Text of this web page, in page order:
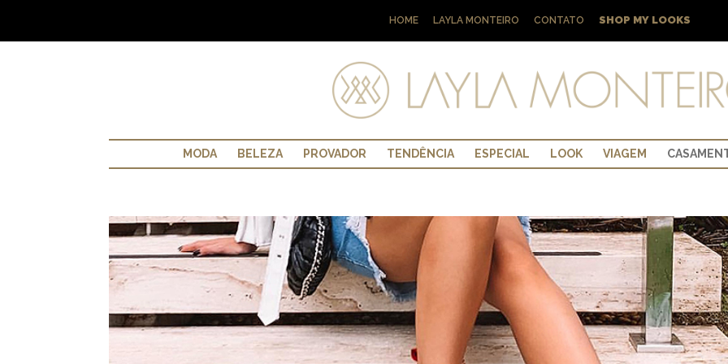
HOME LAYLA MONTEIRO CONTATO SHOP MY LOOKS
MODA BELEZA PROVADOR TENDÊNCIA ESPECIAL LOOK VIAGEM